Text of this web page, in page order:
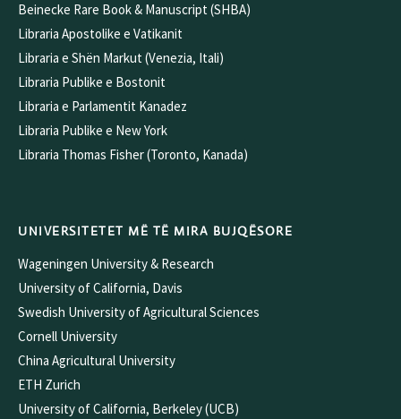
Beinecke Rare Book & Manuscript (SHBA)
Libraria Apostolike e Vatikanit
Libraria e Shën Markut (Venezia, Itali)
Libraria Publike e Bostonit
Libraria e Parlamentit Kanadez
Libraria Publike e New York
Libraria Thomas Fisher (Toronto, Kanada)
UNIVERSITETET MË TË MIRA BUJQËSORE
Wageningen University & Research
University of California, Davis
Swedish University of Agricultural Sciences
Cornell University
China Agricultural University
ETH Zurich
University of California, Berkeley (UCB)